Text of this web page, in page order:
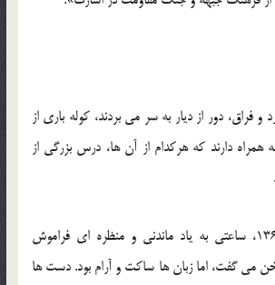
فراق، دور از دیار به سر می بردند، کوله باری از
دارند که هرکدام از آن ها، درس بزرگی از
«عصر 27 مردادماه 1369، ساعتی به یاد ماندنی و منظره ای فراموش
می گفت، اما زبان ها ساکت و آرام بود. دست ها